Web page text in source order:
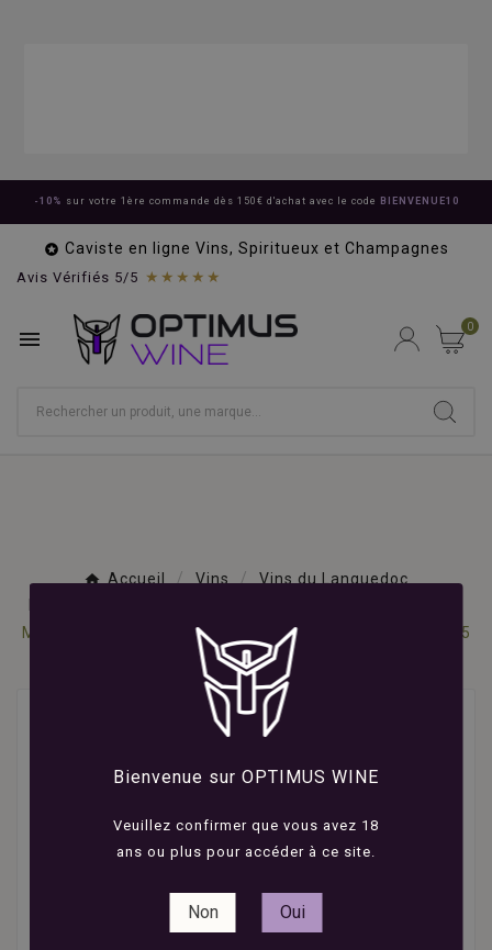
Bienvenue sur OPTIMUS WINE
Veuillez confirmer que vous avez 18
ans ou plus pour accéder à ce site.
Non Oui
-10% sur votre 1ère commande dès 150€ d'achat avec le code BIENVENUE10
 Caviste en ligne Vins, Spiritueux et Champagnes
Avis Vérifiés 5/5 ★★★★★
 0
Accueil Vins
Vins du Languedoc
Mas Amiel - Vertigo - Côtes du Roussillon - Rouge - 2025
- 75cl